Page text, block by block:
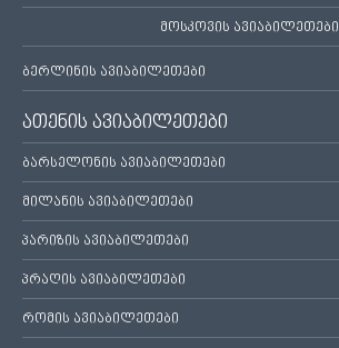
მოსკოვის ავიაბილეთები
ბერლინის ავიაბილეთები
ათენის ავიაბილეთები
ბარსელონის ავიაბილეთები
მილანის ავიაბილეთები
პარიზის ავიაბილეთები
პრაღის ავიაბილეთები
რომის ავიაბილეთები